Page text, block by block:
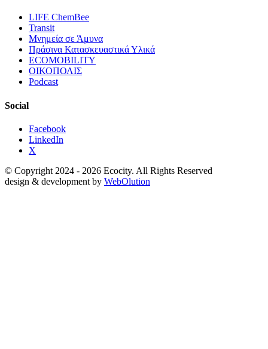
LIFE ChemBee
Transit
Μνημεία σε Άμυνα
Πράσινα Κατασκευαστικά Υλικά
ECOMOBILITY
ΟΙΚΟΠΟΛΙΣ
Podcast
Social
Facebook
LinkedIn
X
© Copyright 2024 - 2026 Ecocity. All Rights Reserved
design & development by WebOlution